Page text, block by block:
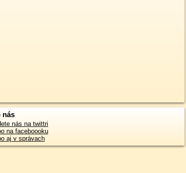
nás
nás na twittri
na faceboooku
aj v správach